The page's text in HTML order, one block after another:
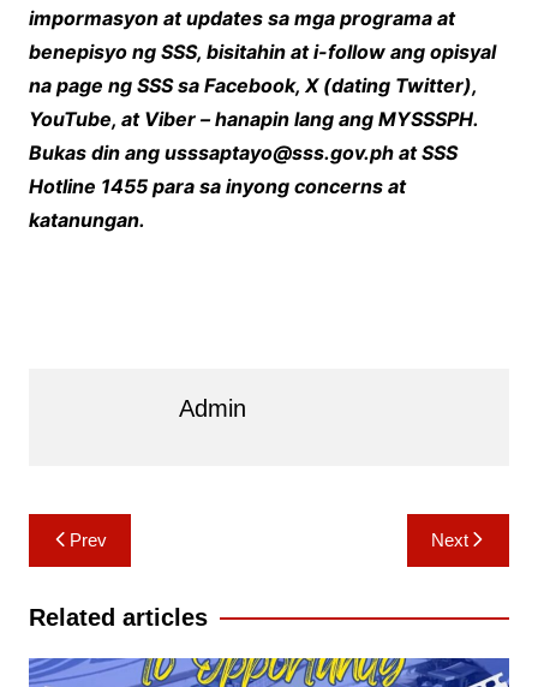
impormasyon at updates sa mga programa at
benepisyo ng SSS, bisitahin at i-follow ang opisyal
na page ng SSS sa Facebook, X (dating Twitter),
YouTube, at Viber – hanapin lang ang MYSSSPH.
Bukas din ang usssaptayo@sss.gov.ph at SSS
Hotline 1455 para sa inyong concerns at
katanungan.
Admin
Post
navigation
Prev Next
Related articles